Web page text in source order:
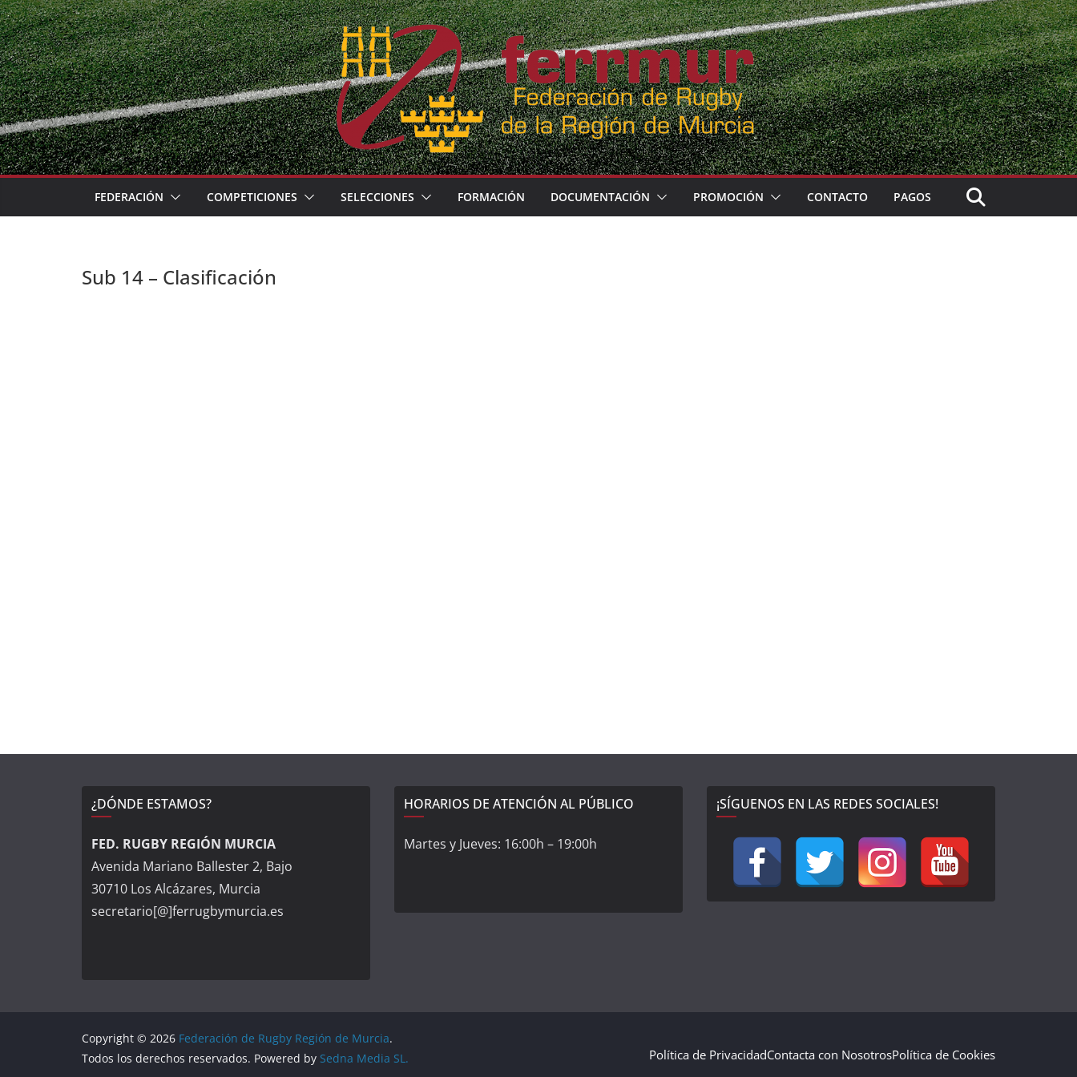
Skip
to
content
FEDERACIÓN COMPETICIONES SELECCIONES FORMACIÓN DOCUMENTACIÓN PROMOCIÓN CONTACTO PAGOS
Sub 14 – Clasificación
¿DÓNDE ESTAMOS?
FED. RUGBY REGIÓN MURCIA
Avenida Mariano Ballester 2, Bajo
30710 Los Alcázares, Murcia
secretario[@]ferrugbymurcia.es
HORARIOS DE ATENCIÓN AL PÚBLICO
Martes y Jueves: 16:00h – 19:00h
¡SÍGUENOS EN LAS REDES SOCIALES!
Política de PrivacidadContacta con NosotrosPolítica de Cookies
Copyright © 2026 Federación de Rugby Región de Murcia.
Todos los derechos reservados. Powered by Sedna Media SL.